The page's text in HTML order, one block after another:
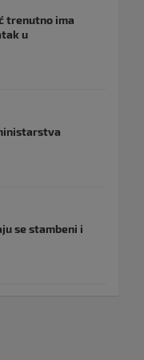
trenutno ima
u
se stambeni i